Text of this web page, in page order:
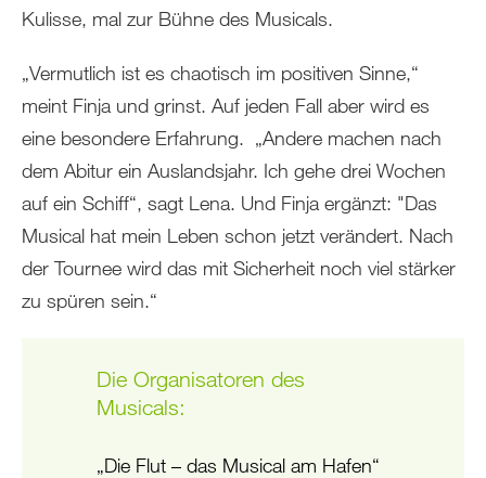
Kulisse, mal zur Bühne des Musicals.
„Vermutlich ist es chaotisch im positiven Sinne,“
meint Finja und grinst. Auf jeden Fall aber wird es
eine besondere Erfahrung. „Andere machen nach
dem Abitur ein Auslandsjahr. Ich gehe drei Wochen
auf ein Schiff“, sagt Lena. Und Finja ergänzt: "Das
Musical hat mein Leben schon jetzt verändert. Nach
der Tournee wird das mit Sicherheit noch viel stärker
zu spüren sein.“
Die Organisatoren des
Musicals:
„Die Flut – das Musical am Hafen“